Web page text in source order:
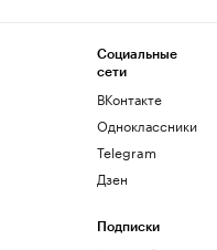
Социальные
сети
ВКонтакте
Одноклассники
Telegram
Дзен
Подписки